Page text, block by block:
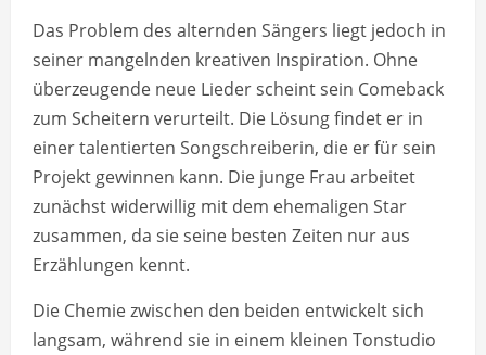
Das Problem des alternden Sängers liegt jedoch in
seiner mangelnden kreativen Inspiration. Ohne
überzeugende neue Lieder scheint sein Comeback
zum Scheitern verurteilt. Die Lösung findet er in
einer talentierten Songschreiberin, die er für sein
Projekt gewinnen kann. Die junge Frau arbeitet
zunächst widerwillig mit dem ehemaligen Star
zusammen, da sie seine besten Zeiten nur aus
Erzählungen kennt.
Die Chemie zwischen den beiden entwickelt sich
langsam, während sie in einem kleinen Tonstudio